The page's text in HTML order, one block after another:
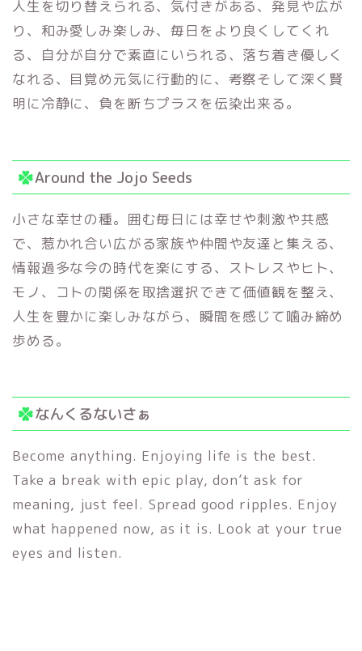
人生を切り替えられる、気付きがある、発見や広が
り、和み愛しみ楽しみ、毎日をより良くしてくれ
る、自分が自分で素直にいられる、落ち着き優しく
なれる、目覚め元気に行動的に、考察そして深く賢
明に冷静に、負を断ちプラスを伝染出来る。
Around the Jojo Seeds
小さな幸せの種。囲む毎日には幸せや刺激や共感
で、惹かれ合い広がる家族や仲間や友達と集える、
情報過多な今の時代を楽にする、ストレスやヒト、
モノ、コトの関係を取捨選択できて価値観を整え、
人生を豊かに楽しみながら、瞬間を感じて噛み締め
歩める。
なんくるないさぁ
Become anything. Enjoying life is the best.
Take a break with epic play, don’t ask for
meaning, just feel. Spread good ripples. Enjoy
what happened now, as it is. Look at your true
eyes and listen.